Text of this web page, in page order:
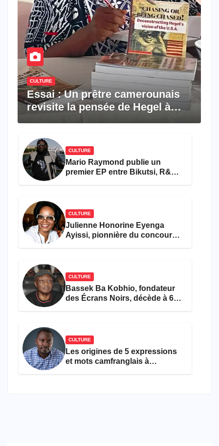
CULTURE
Essai : Un prêtre camerounais
revisite la pensée de Hegel à
CULTURE
Mario Raymond publie un
premier EP entre Bikutsi, R&B
CULTURE
Julienne Honorine Eyenga
Ayissi, pionnière du concours
CULTURE
Bassek Ba Kobhio, fondateur
des Écrans Noirs, décède à 69
CULTURE
Les origines de 5 expressions
et mots camfranglais à